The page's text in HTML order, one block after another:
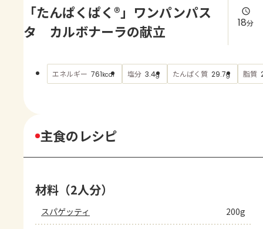
AJINOMOTO PARK とは
「たんぱくぱく®」ワンパンパス
タ カルボナーラの献立
18分
エネルギー 761kcal 塩分 3.4g たんぱく質 29.7g 脂質
主食のレシピ
材料（2人分）
スパゲッティ 200g